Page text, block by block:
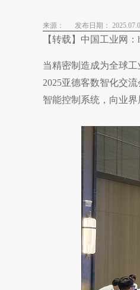
来源： 发布日期：
【转载】中国工业网：
当精密制造成为全球
2025亚德客数智化交流
智能控制系统，向业